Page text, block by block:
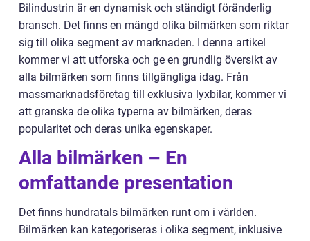
Bilindustrin är en dynamisk och ständigt föränderlig
bransch. Det finns en mängd olika bilmärken som riktar
sig till olika segment av marknaden. I denna artikel
kommer vi att utforska och ge en grundlig översikt av
alla bilmärken som finns tillgängliga idag. Från
massmarknadsföretag till exklusiva lyxbilar, kommer vi
att granska de olika typerna av bilmärken, deras
popularitet och deras unika egenskaper.
Alla bilmärken – En
omfattande presentation
Det finns hundratals bilmärken runt om i världen.
Bilmärken kan kategoriseras i olika segment, inklusive